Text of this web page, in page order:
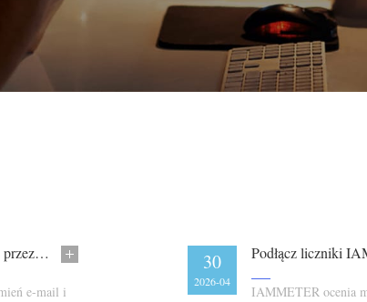
IAMMETER-cloud teraz obsługuje powiadomienia alarmowe przez Telegram
e-mail i
30
2026-04
Podłącz liczniki
IAMMETER ocenia